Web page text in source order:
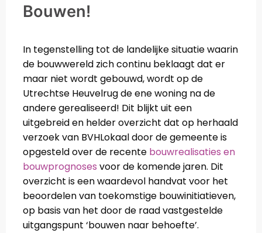
Bouwen!
In tegenstelling tot de landelijke situatie waarin
de bouwwereld zich continu beklaagt dat er
maar niet wordt gebouwd, wordt op de
Utrechtse Heuvelrug de ene woning na de
andere gerealiseerd! Dit blijkt uit een
uitgebreid en helder overzicht dat op herhaald
verzoek van BVHLokaal door de gemeente is
opgesteld over de recente bouwrealisaties en
bouwprognoses voor de komende jaren. Dit
overzicht is een waardevol handvat voor het
beoordelen van toekomstige bouwinitiatieven,
op basis van het door de raad vastgestelde
uitgangspunt ‘bouwen naar behoefte’.